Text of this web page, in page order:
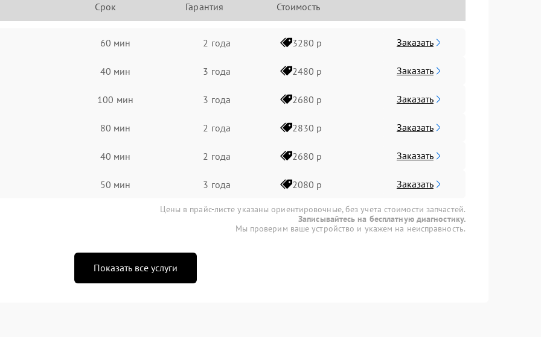
Срок Гарантия Стоимость
60 мин 2 года 3280 р Заказать
40 мин 3 года 2480 р Заказать
100 мин 3 года 2680 р Заказать
80 мин 2 года 2830 р Заказать
40 мин 2 года 2680 р Заказать
50 мин 3 года 2080 р Заказать
Цены в прайс-листе указаны ориентировочные, без учета стоимости запчастей.
Записывайтесь на бесплатную диагностику.
Мы проверим ваше устройство и укажем на неисправность.
Показать все услуги